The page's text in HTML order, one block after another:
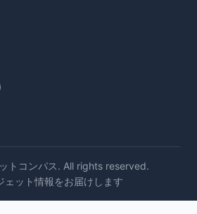
トコンパス. All rights reserved.
ェット情報をお届けします